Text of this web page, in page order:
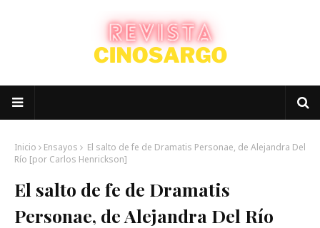
Inicio Ensayos
El salto de fe de Dramatis Personae, de Alejandra Del
Río [por Carlos Henrickson]
El salto de fe de Dramatis
Personae, de Alejandra Del Río